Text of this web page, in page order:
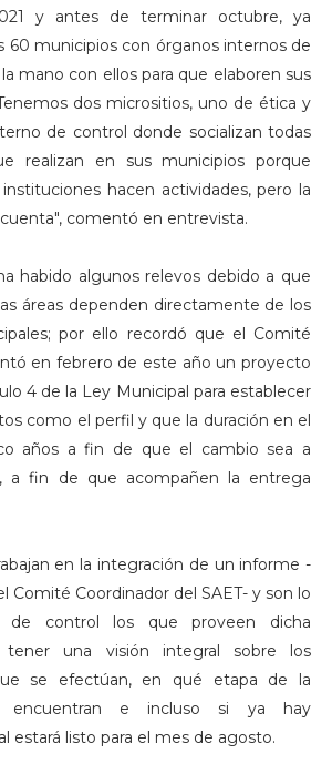
y antes de terminar octubre, ya
60 municipios con órganos internos de
mano con ellos para que elaboren sus
dos micrositios, uno de ética y
de control donde socializan todas
realizan en sus municipios porque
hacen actividades, pero la
comentó en entrevista.
habido algunos relevos debido a que
áreas dependen directamente de los
por ello recordó que el Comité
en febrero de este año un proyecto
4 de la Ley Municipal para establecer
como el perfil y que la duración en el
años a fin de que el cambio sea a
a fin de que acompañen la entrega
en la integración de un informe -
Comité Coordinador del SAET- y son lo
de control los que proveen dicha
tener una visión integral sobre los
se efectúan, en qué etapa de la
encuentran e incluso si ya hay
estará listo para el mes de agosto.